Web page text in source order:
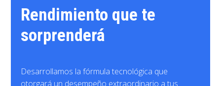
Rendimiento que te
sorprenderá
Desarrollamos la fórmula tecnológica que
otorgará un desempeño extraordinario a tus